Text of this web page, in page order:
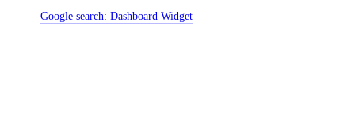
Google search:Dashboard Widget